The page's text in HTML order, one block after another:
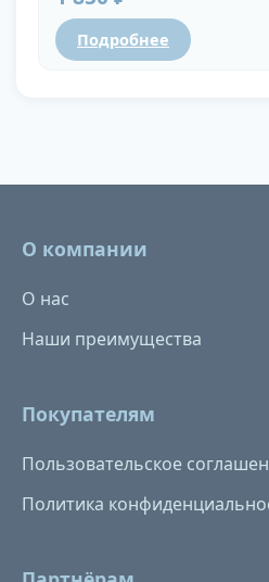
Подробнее
О компании
О нас
Наши преимущества
Покупателям
Пользовательское
Политика